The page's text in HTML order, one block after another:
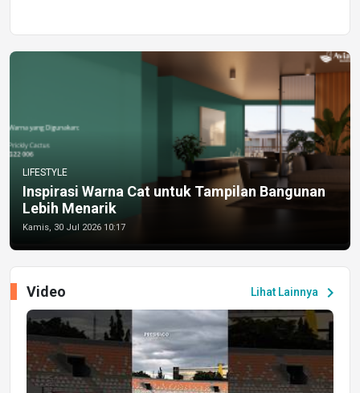
LIFESTYLE
Inspirasi Warna Cat untuk Tampilan Bangunan
Lebih Menarik
Kamis, 30 Jul 2026 10:17
Lihat Lainnya chevron_right
Video